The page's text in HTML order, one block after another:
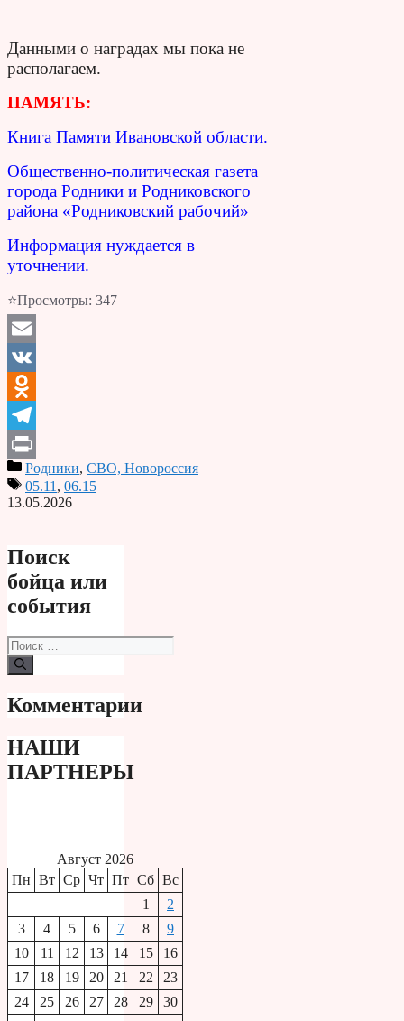
Данными о наградах мы пока не
располагаем.
ПАМЯТЬ:
Книга Памяти Ивановской области.
Общественно-политическая газета
города Родники и Родниковского
района «Родниковский рабочий»
Информация нуждается в
уточнении.
⭐Просмотры: 347
Email
VK
Odnoklassniki
Telegram
PrintРодники, СВО, Новороссия
05.11 , 06.15
13.05.2026
Поиск
бойца или
события
Поиск:
Комментарии
НАШИ
ПАРТНЕРЫ
Август 2026
Пн Вт Ср Чт Пт Сб Вс
1
2
3
4 5 6 7 8
9
10
11 12 13 14 15
16
17
18 19 20 21 22
23
24
25 26 27 28 29
30